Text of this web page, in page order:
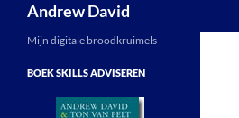
Andrew David
Mijn digitale broodkruimels
BOEK SKILLS ADVISEREN